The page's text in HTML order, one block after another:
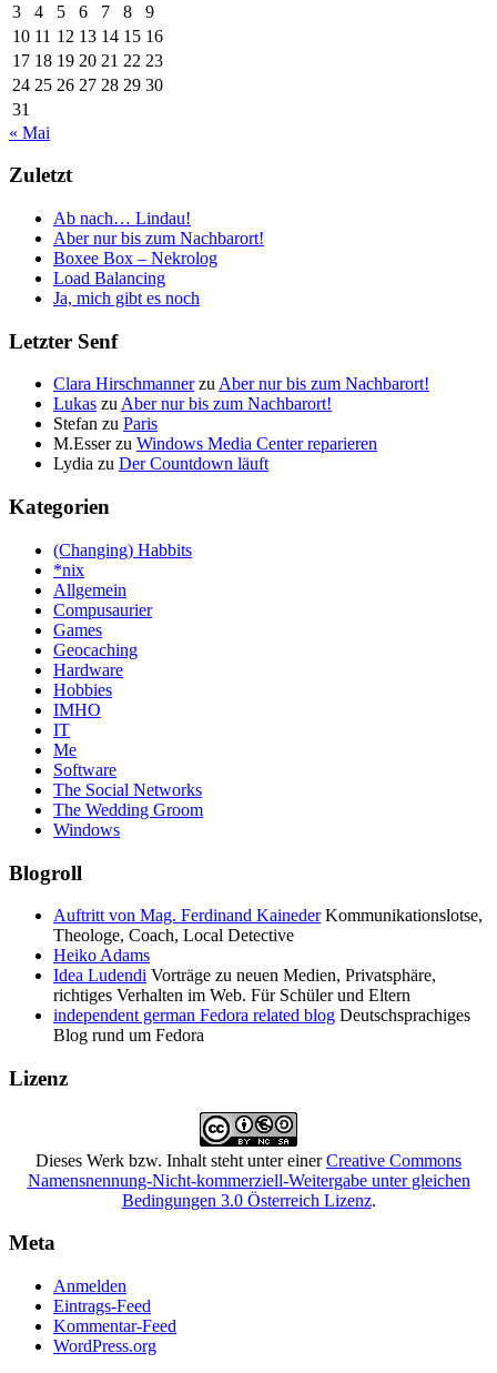
3
4 5 6 7 8
9
10 11 12 13 14 15 16
17 18 19 20 21 22 23
24 25 26 27 28 29 30
31
« Mai
Zuletzt
Ab nach… Lindau!
Aber nur bis zum Nachbarort!
Boxee Box – Nekrolog
Load Balancing
Ja, mich gibt es noch
Letzter Senf
Clara HirschmannerzuAber nur bis zum Nachbarort!
Lukas zuAber nur bis zum Nachbarort!
Stefan zu Paris
M.Esserzu Windows Media Center reparieren
Lydia zu Der Countdown läuft
Kategorien
(Changing) Habbits
*nix
Allgemein
Compusaurier
Games
Geocaching
Hardware
Hobbies
IMHO
IT
Me
Software
The Social Networks
The Wedding Groom
Windows
Blogroll
Auftritt von Mag. Ferdinand KainederKommunikationslotse,
Theologe, Coach, Local Detective
Heiko Adams
Idea Ludendi Vorträge zu neuen Medien, Privatsphäre,
richtiges Verhalten im Web. Für Schüler und Eltern
independent german Fedora related blog Deutschsprachiges
Blog rund um Fedora
Lizenz
Dieses Werk bzw. Inhalt steht unter einerCreative Commons
Namensnennung-Nicht-kommerziell-Weitergabe unter gleichen
Bedingungen 3.0 Österreich Lizenz.
Meta
Anmelden
Eintrags-Feed
Kommentar-Feed
WordPress.org